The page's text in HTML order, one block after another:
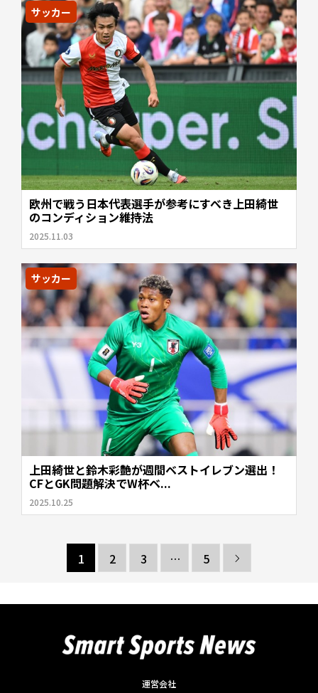
サッカー
欧州で戦う日本代表選手が参考にすべき上田綺世
のコンディション維持法
2025.11.03
サッカー
上田綺世と鈴木彩艶が週間ベストイレブン選出！
CFとGK問題解決でW杯ベ...
2025.10.25
1 2 3 … 5 
運営会社